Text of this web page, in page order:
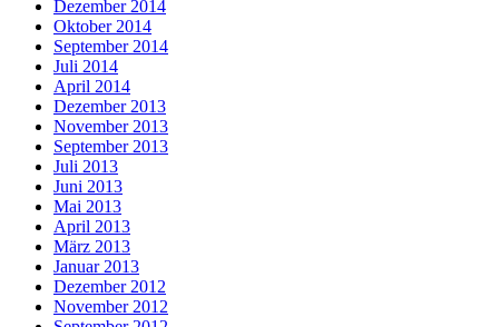
Dezember 2014
Oktober 2014
September 2014
Juli 2014
April 2014
Dezember 2013
November 2013
September 2013
Juli 2013
Juni 2013
Mai 2013
April 2013
März 2013
Januar 2013
Dezember 2012
November 2012